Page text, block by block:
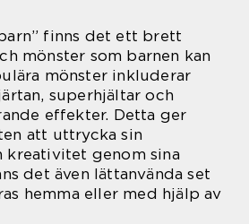
finns det ett brett
mönster som barnen kan
mönster inkluderar
superhjältar och
effekter. Detta ger
att uttrycka sin
kreativitet genom sina
det även lättanvända set
hemma eller med hjälp av